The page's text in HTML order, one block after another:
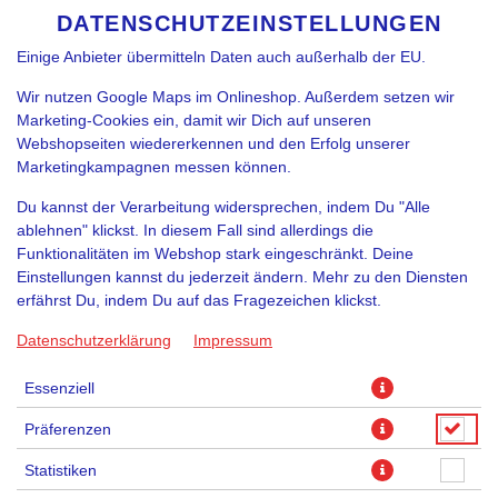
DE
SPRACHE ÄNDERN
XL NYC CHEESE SLICE
DATENSCHUTZEINSTELLUNGEN
Diensteanbieter zur Weiterverarbeitung weitergegeben werden.
Einige Anbieter übermitteln Daten auch außerhalb der EU.
Wir nutzen Google Maps im Onlineshop. Außerdem setzen wir
Marketing-Cookies ein, damit wir Dich auf unseren
Webshopseiten wiedererkennen und den Erfolg unserer
Marketingkampagnen messen können.
Du kannst der Verarbeitung widersprechen, indem Du "Alle
ablehnen" klickst. In diesem Fall sind allerdings die
Funktionalitäten im Webshop stark eingeschränkt. Deine
Einstellungen kannst du jederzeit ändern. Mehr zu den Diensten
erfährst Du, indem Du auf das Fragezeichen klickst.
Datenschutzerklärung Impressum
Essenziell
Präferenzen
Statistiken